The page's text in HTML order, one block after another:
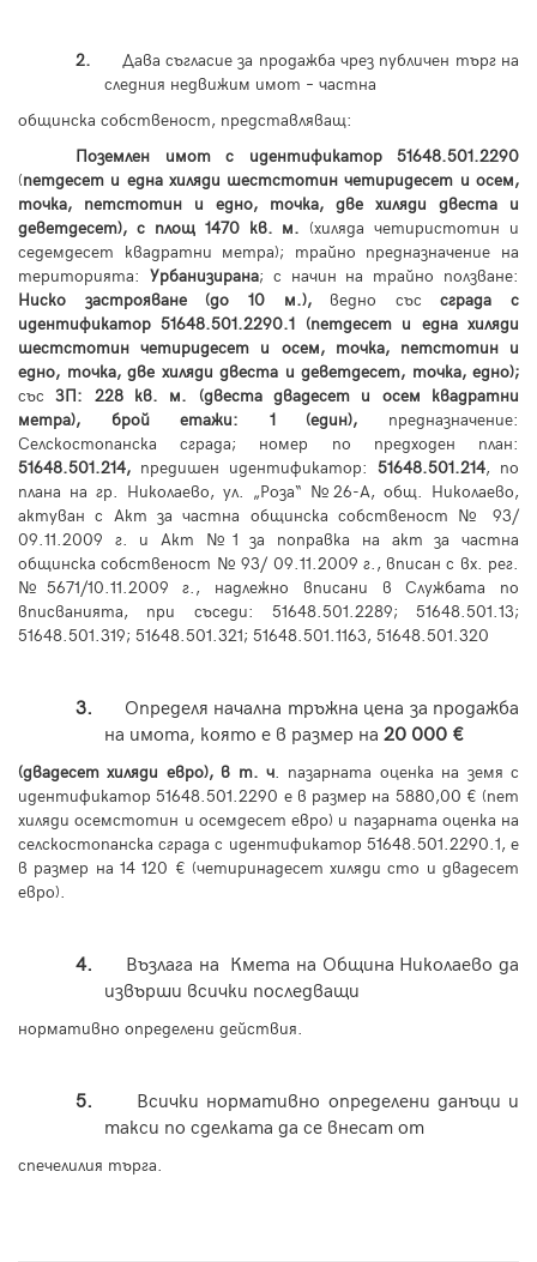
2.
Дава съгласие за продажба чрез публичен търг на
следния недвижим имот – частна
общинска собственост, представляващ:
Поземлен имот с идентификатор 51648.501.2290
(петдесет и една хиляди шестстотин четиридесет и осем,
точка, петстотин и едно, точка, две хиляди двеста и
деветдесет), с площ 1470 кв. м. (хиляда четиристотин и
седемдесет квадратни метра); трайно предназначение на
територията: Урбанизирана; с начин на трайно ползване:
Ниско застрояване
(до 10 м.),ведно съссграда с
идентификатор 51648.501.2290.1 (петдесет и една хиляди
шестстотин четиридесет и осем, точка, петстотин и
едно, точка, две хиляди двеста и деветдесет, точка, едно);
със ЗП: 228 кв. м. (двеста двадесет и осем квадратни
метра), брой етажи: 1 (един), предназначение:
Селскостопанска сграда; номер по предходен план:
51648.501.214, предишен идентификатор: 51648.501.214, по
плана на гр. Николаево, ул. „Роза“ №26-А, общ. Николаево,
актуван с Акт за частна общинска собственост № 93/
09.11.2009 г. и Акт №1 за поправка на акт за частна
общинска собственост № 93/ 09.11.2009 г., вписан с вх. рег.
№5671/10.11.2009 г., надлежно вписани в Службата по
вписванията, при съседи: 51648.501.2289; 51648.501.13;
51648.501.319; 51648.501.321; 51648.501.1163, 51648.501.320
3.
Определя начална тръжна цена за продажба
на имота, която е в размер на 20 000 €
(двадесет хиляди евро), в т. ч. пазарната оценка на земя с
идентификатор 51648.501.2290 е в размер на 5880,00 € (пет
хиляди осемстотин и осемдесет евро) и пазарната оценка на
селскостопанска сграда с идентификатор 51648.501.2290.1, е
в размер на 14 120 € (четиринадесет хиляди сто и двадесет
евро).
4.
Възлага на Кмета на Община Николаево да
извърши всички последващи
нормативно определени действия.
5.
Всички нормативно определени данъци и
такси по сделката да се внесат от
спечелилия търга.